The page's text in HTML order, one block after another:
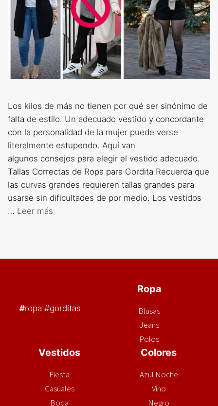
Los kilos de más no tienen por qué ser sinónimo de
falta de estilo. Un adecuado vestido y concordante
con la personalidad de la mujer puede verse
literalmente estupendo. Aquí van
algunos consejos para elegir el vestido adecuado.
Tallas Correctas de Ropa para Gordita Recuerda que
las curvas grandes requieren tallas grandes para
usarse sin dificultades de por medio. Los vestidos
… Leer más
#ropa #gorditas
Ropa
Blusas
Jeans
Polos
Vestidos
Fiesta
Casuales
Boda
Colores
Azul Noche
Vino
Negro